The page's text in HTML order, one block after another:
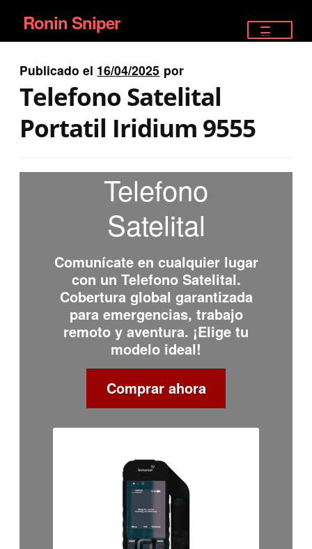
Ir
a
la
navegación
Ir
al
contenido
Ronin Sniper
EQUIPAMIENTO ÉLITE
Publicado el 16/04/2025 por
Telefono Satelital
Portatil Iridium 9555
Telefono
Satelital
Comunícate en cualquier lugar
con un Telefono Satelital.
Cobertura global garantizada
para emergencias, trabajo
remoto y aventura. ¡Elige tu
modelo ideal!
Comprar ahora